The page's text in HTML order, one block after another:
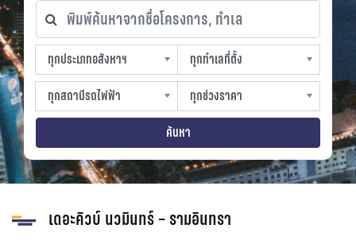
พิมพ์ค้นหาจากชื่อโครงการ, ทำเล
ทุกประเภทอสังหาฯ
ทุกประเภทอสังหาฯ
sproperty
ทุกทำเลที่ตั้ง
ทุกทำเลที่ตั้ง
slocation
ทุกสถานีรถไฟฟ้า
ทุกสถานีรถไฟฟ้า
strain-station
ทุกช่วงราคา
ทุกช่วงราคา
sprice
ค้นหา
เดอะคิวบ์ นวมินทร์ – รามอินทรา